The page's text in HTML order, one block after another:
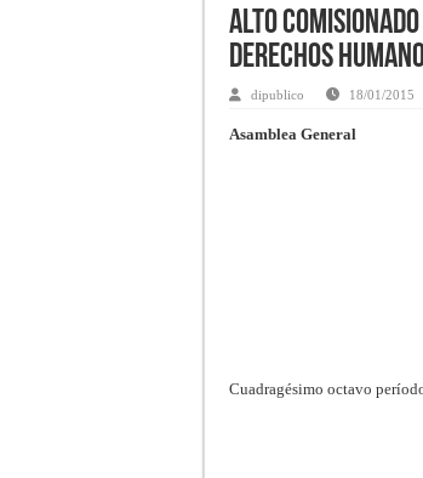
Alto
derechos
dipublico 18/01/2015
Asamblea General
Cuadragésimo octavo